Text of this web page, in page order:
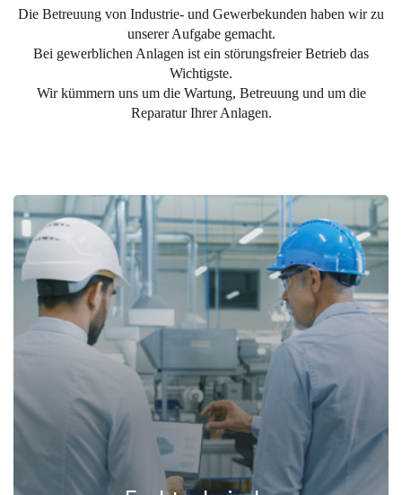
Gewerbekunden
Die Betreuung von Industrie- und Gewerbekunden haben wir zu
unserer Aufgabe gemacht.
Bei gewerblichen Anlagen ist ein störungsfreier Betrieb das
Wichtigste.
Wir kümmern uns um die Wartung, Betreuung und um die
Reparatur Ihrer Anlagen.